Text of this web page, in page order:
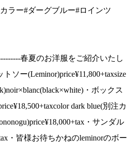
ラー#ダーグブルー#ロインツ